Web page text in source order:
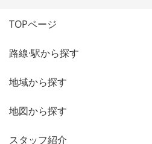
TOPページ
路線·駅から探す
地域から探す
地図から探す
スタッフ紹介